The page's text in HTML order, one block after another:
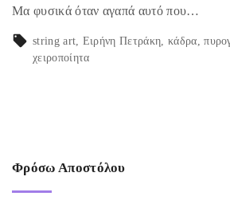
Μα φυσικά όταν αγαπά αυτό που…
string art Ειρήνη Πετράκη κάδρα
χειροποίητα
Φρόσω Αποστόλου